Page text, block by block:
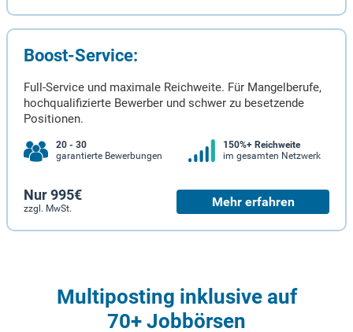
Boost-Service:
Full-Service und maximale Reichweite. Für Mangelberufe,
hochqualifizierte Bewerber und schwer zu besetzende
Positionen.
20 - 30
garantierte Bewerbungen
150%+ Reichweite
im gesamten Netzwerk
Nur 995€
zzgl. MwSt. Mehr erfahren
Multiposting inklusive auf
70+ Jobbörsen